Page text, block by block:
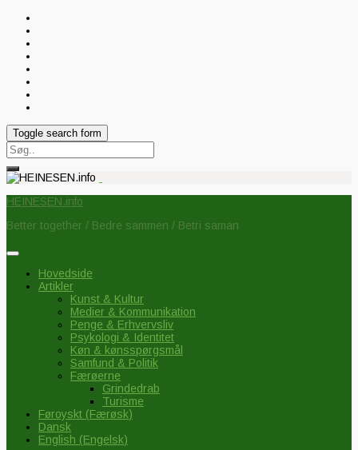
Toggle search form
Search
for:
HEINESEN.info
Better together / Bedre sammen / Betri saman
Hovedside
Artikler
Kunst & Kultur
Medier & Kommunikation
Penge & Erhvervsliv
Psykologi & Identitet
Køn & kønsspørgsmål
Samfund & Politik
Færøerne
Grindedrab
Turisme
Føroyskt (Færøsk)
Dansk
English (Engelsk)